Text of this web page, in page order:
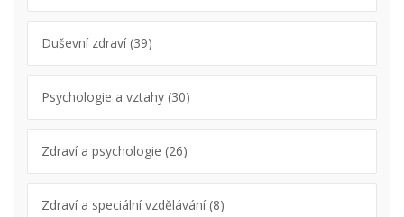
Duševní zdraví(39)
Psychologie a vztahy (30)
Zdraví a psychologie (26)
Zdraví a speciální vzdělávání(8)